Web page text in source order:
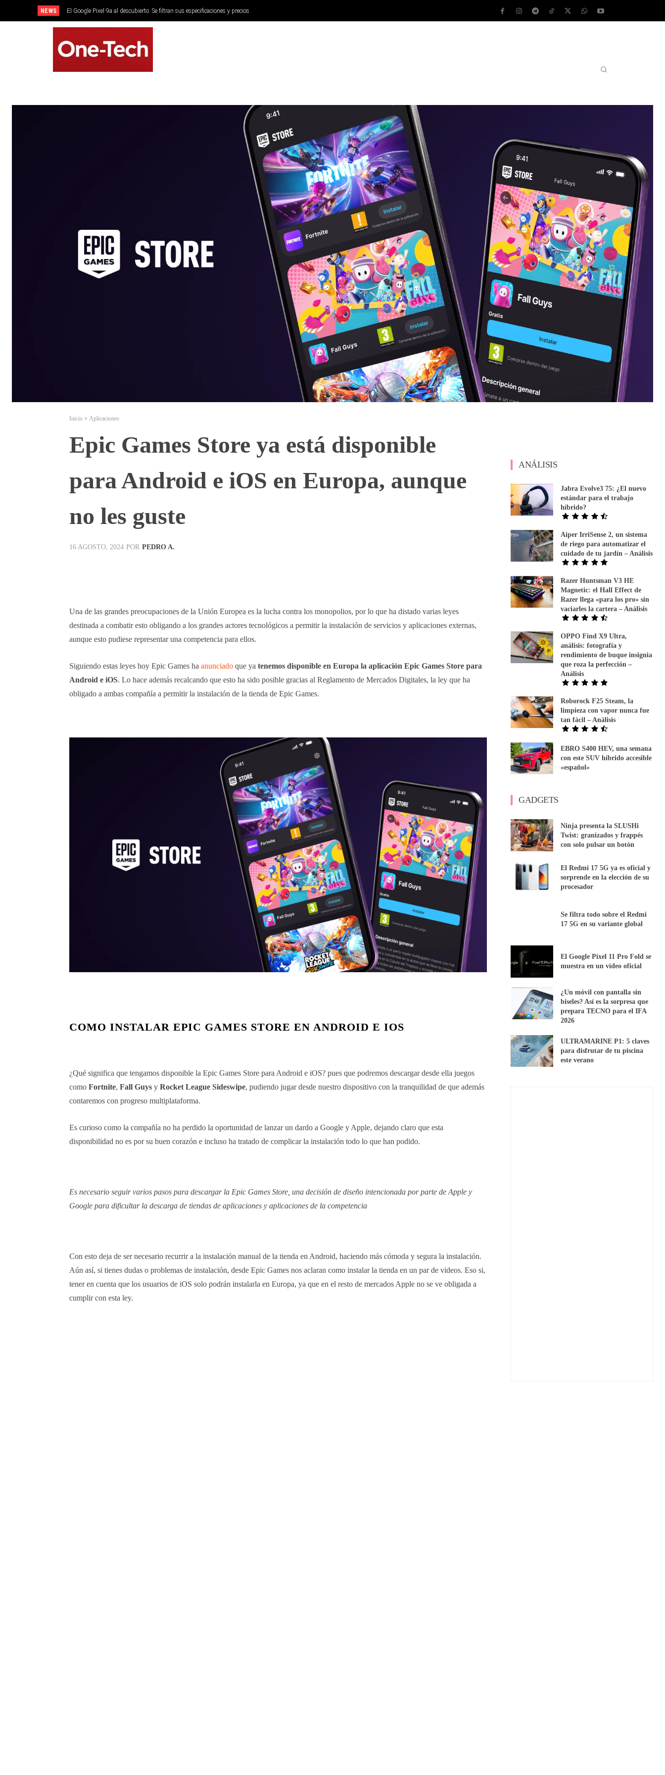
NEWS El Google Pixel 9a al descubierto. Se filtran sus especificaciones y precios
Inicio Aplicaciones
Epic Games Store ya está disponible
para Android e iOS en Europa, aunque
no les guste
16 AGOSTO, 2024 POR PEDRO A.
Una de las grandes preocupaciones de la Unión Europea es la lucha contra los monopolios, por lo que ha distado varias leyes
destinada a combatir esto obligando a los grandes actores tecnológicos a permitir la instalación de servicios y aplicaciones externas,
aunque esto pudiese representar una competencia para ellos.
Siguiendo estas leyes hoy Epic Games ha anunciado que ya tenemos disponible en Europa la aplicación Epic Games Store para
Android e iOS. Lo hace además recalcando que esto ha sido posible gracias al Reglamento de Mercados Digitales, la ley que ha
obligado a ambas compañía a permitir la instalación de la tienda de Epic Games.
COMO INSTALAR EPIC GAMES STORE EN ANDROID E IOS
¿Qué significa que tengamos disponible la Epic Games Store para Android e iOS? pues que podremos descargar desde ella juegos
como Fortnite, Fall Guys y Rocket League Sideswipe, pudiendo jugar desde nuestro dispositivo con la tranquilidad de que además
contaremos con progreso multiplataforma.
Es curioso como la compañía no ha perdido la oportunidad de lanzar un dardo a Google y Apple, dejando claro que esta
disponibilidad no es por su buen corazón e incluso ha tratado de complicar la instalación todo lo que han podido.
Es necesario seguir varios pasos para descargar la Epic Games Store, una decisión de diseño intencionada por parte de Apple y
Google para dificultar la descarga de tiendas de aplicaciones y aplicaciones de la competencia
Con esto deja de ser necesario recurrir a la instalación manual de la tienda en Android, haciendo más cómoda y segura la instalación.
Aún así, si tienes dudas o problemas de instalación, desde Epic Games nos aclaran como instalar la tienda en un par de videos. Eso si,
tener en cuenta que los usuarios de iOS solo podrán instalarla en Europa, ya que en el resto de mercados Apple no se ve obligada a
cumplir con esta ley.
ANÁLISIS
Jabra Evolve3 75: ¿El nuevo
estándar para el trabajo
híbrido?
Aiper IrriSense 2, un sistema
de riego para automatizar el
cuidado de tu jardín – Análisis
Razer Huntsman V3 HE
Magnetic: el Hall Effect de
Razer llega «para los pro» sin
vaciarles la cartera – Análisis
OPPO Find X9 Ultra,
análisis: fotografía y
rendimiento de buque insignia
que roza la perfección –
Análisis
Roborock F25 Steam, la
limpieza con vapor nunca fue
tan fácil – Análisis
EBRO S400 HEV, una semana
con este SUV híbrido accesible
«español»
GADGETS
Ninja presenta la SLUSHi
Twist: granizados y frappés
con solo pulsar un botón
El Redmi 17 5G ya es oficial y
sorprende en la elección de su
procesador
Se filtra todo sobre el Redmi
17 5G en su variante global
El Google Pixel 11 Pro Fold se
muestra en un vídeo oficial
¿Un móvil con pantalla sin
biseles? Así es la sorpresa que
prepara TECNO para el IFA
2026
ULTRAMARINE P1: 5 claves
para disfrutar de tu piscina
este verano